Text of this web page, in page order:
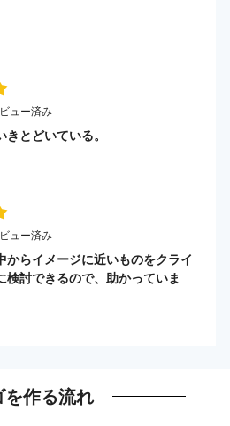
ュー済み
とどいている。
ュー済み
からイメージに近いものをクライ
検討できるので、助かっていま
を作る流れ